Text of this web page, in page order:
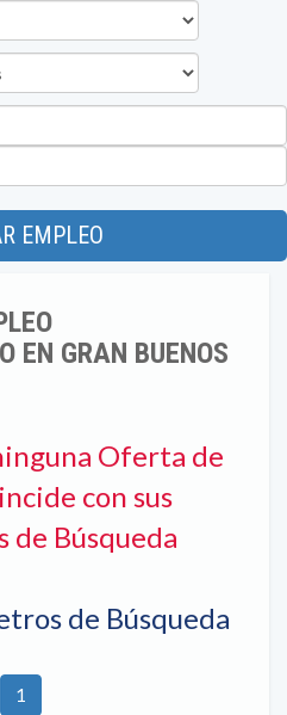
EMPLEO
EN GRAN BUENOS
Oferta de
con sus
de Búsqueda
de Búsqueda
1